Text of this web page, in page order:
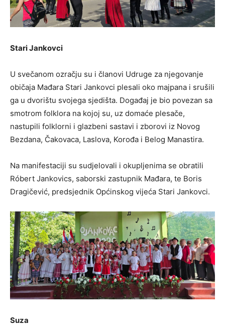
Stari Jankovci
U svečanom ozračju su i članovi Udruge za njegovanje
običaja Mađara Stari Jankovci plesali oko majpana i srušili
ga u dvorištu svojega sjedišta. Događaj je bio povezan sa
smotrom folklora na kojoj su, uz domaće plesače,
nastupili folklorni i glazbeni sastavi i zborovi iz Novog
Bezdana, Čakovaca, Laslova, Korođa i Belog Manastira.
Na manifestaciji su sudjelovali i okupljenima se obratili
Róbert Jankovics, saborski zastupnik Mađara, te Boris
Dragičević, predsjednik Općinskog vijeća Stari Jankovci.
Suza